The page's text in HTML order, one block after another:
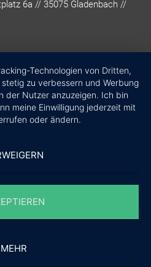
6a // 35075 Gladenbach //
Technologien von Dritten,
zu verbessern und Werbung
der Nutzer anzuzeigen. Ich bin
meine Einwilligung jederzeit mit
oder ändern.
MEHR